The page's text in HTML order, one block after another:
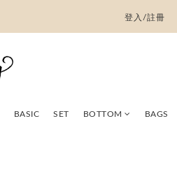
登入/註冊
BASIC SET BOTTOM BAGS